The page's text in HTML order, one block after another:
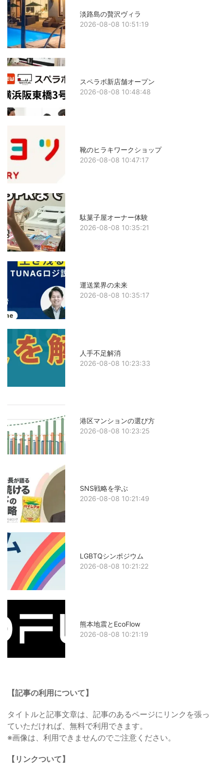
淡路島の贅沢ヴィラ
2026-08-08 10:51:19
スペラボ新店舗オープン
2026-08-08 10:48:48
靴のヒラキワークショップ
2026-08-08 10:47:17
駄菓子屋オーナー体験
2026-08-08 10:35:21
運送業界の未来
2026-08-08 10:35:17
人手不足解消
2026-08-08 10:23:33
港区マンションの選び方
2026-08-08 10:23:25
SNS戦略を学ぶ
2026-08-08 10:21:49
LGBTQシンポジウム
2026-08-08 10:21:22
熊本地震とEcoFlow
2026-08-08 10:21:19
【記事の利用について】
タイトルと記事文章は、記事のあるページにリンクを張っ
ていただければ、無料で利用できます。
※画像は、利用できませんのでご注意ください。
【リンクついて】